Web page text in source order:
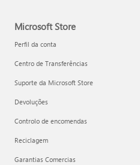
Microsoft Store
Perfil da conta
Centro de Transferências
Suporte da Microsoft Store
Devoluções
Controlo de encomendas
Reciclagem
Garantias Comercias